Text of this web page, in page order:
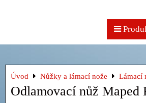
Úvod Nůžky a lámací nože Lámací
Odlamovací nůž Maped